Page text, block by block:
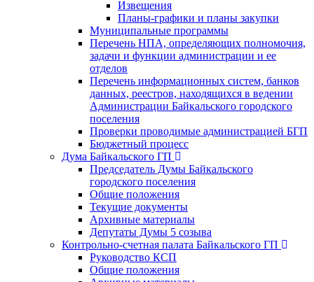
Извещения
Планы-графики и планы закупки
Муниципальные программы
Перечень НПА, определяющих полномочия,
задачи и функции администрации и ее
отделов
Перечень информационных систем, банков
данных, реестров, находящихся в ведении
Администрации Байкальского городского
поселения
Проверки проводимые администрацией БГП
Бюджетный процесс
Дума Байкальского ГП
Председатель Думы Байкальского
городского поселения
Общие положения
Текущие документы
Архивные материалы
Депутаты Думы 5 созыва
Контрольно-счетная палата Байкальского ГП
Руководство КСП
Общие положения